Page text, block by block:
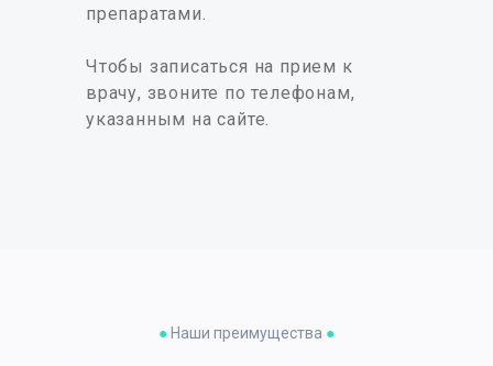
препаратами.
Чтобы записаться на прием к
врачу, звоните по телефонам,
указанным на сайте.
● Наши преимущества ●